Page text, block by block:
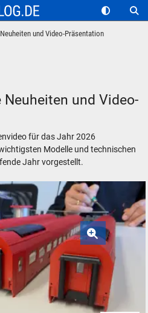
und Video-Präsentation
und Video-
für das Jahr 2026
Modelle und technischen
Jahr vorgestellt.